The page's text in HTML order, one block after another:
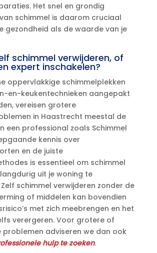
Het snel en grondig
schimmel is daarom cruciaal
gezondheid als de waarde van je
schimmel verwijderen, of
expert inschakelen?
oppervlakkige schimmelplekken
en-keukentechnieken aangepakt
vereisen grotere
in Haastrecht meestal de
een professional zoals Schimmel
kennis over
en de juiste
is essentieel om schimmel
uit je woning te
schimmel verwijderen zonder de
of middelen kan bovendien
met zich meebrengen en het
verergeren.​ Voor grotere of
problemen adviseren we dan ook
hulp te zoeken.​